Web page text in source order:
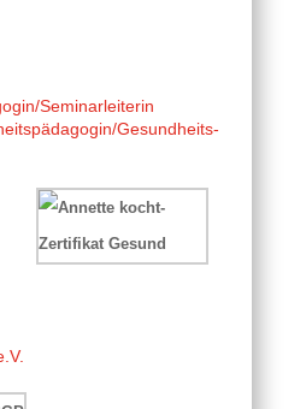
Seminarleiterin
Gesundheits-